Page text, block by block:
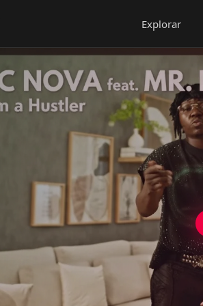
Explorar